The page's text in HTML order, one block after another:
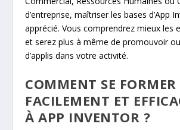
d’entreprise, maîtriser les bases d’App
apprécié. Vous comprendrez mieux les
et serez plus à même de promouvoir
d’applis dans votre activité.
COMMENT SE FORMER
FACILEMENT ET
À APP INVENTOR ?